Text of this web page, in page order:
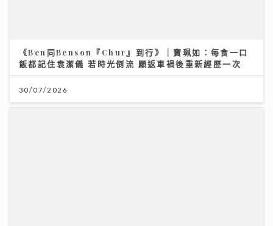
《Ben同Benson『Chur』到行》｜寶珮如：每食一口
飯都記住袁潔儀 若時光倒流 願返車禍後重新經歷一次
30/07/2026